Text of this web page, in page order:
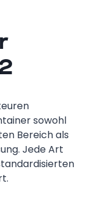
sowohl
Bereich als
Jede Art